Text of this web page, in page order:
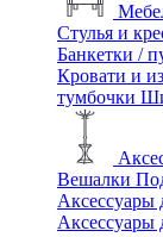
Стулья и
Банкетки /
Кровати и
тумбочки
Вешалки
Аксессуары
Аксессуары